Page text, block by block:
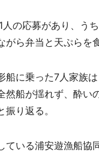
の応募があり、う
がら弁当と天ぷらを
に乗った7人家族
然船が揺れず、酔い
り返る。
いる浦安遊漁船協